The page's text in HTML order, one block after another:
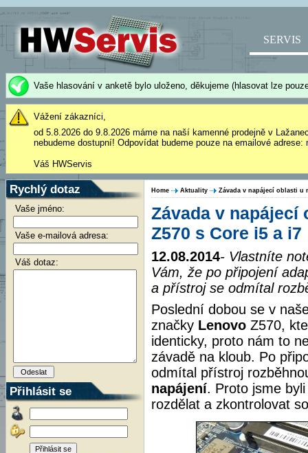
SERVIS
Vaše hlasování v anketě bylo uloženo, děkujeme (hlasovat lze
Vážení zákazníci,
od 5.8.2026 do 9.8.2026 máme na naší kamenné prodejně v
nebudeme dostupní! Odpovídat budeme pouze na emailové
Váš HWServis
Rychlý dotaz
Vaše jméno:
Vaše e-mailová adresa:
Váš dotaz:
Přihlásit se
Home Aktuality Závada v napájecí oblasti u
Závada v napájecí
Z570 s Core i5 a i7
12.08.2014- Vlastníte
Vám, že po připojení
a přístroj se odmítal
Poslední dobou se v
značky Lenovo Z570,
identicky, proto nám to
závadě na kloub. Po
odmítal přístroj
napájení. Proto jsme
rozdělat a zkontrolovat